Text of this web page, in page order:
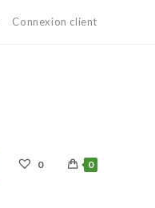
Connexion client
0 0